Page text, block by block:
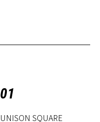
01
UNISON SQUARE